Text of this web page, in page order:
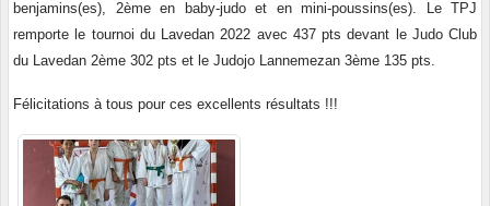
benjamins(es), 2ème en baby-judo et en mini-poussins(es). Le TPJ
remporte le tournoi du Lavedan 2022 avec 437 pts devant le Judo Club
du Lavedan 2ème 302 pts et le Judojo Lannemezan 3ème 135 pts.
Félicitations à tous pour ces excellents résultats !!!